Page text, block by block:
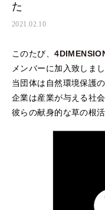
た
2021.02.10
このたび、
メンバーに加入致しまし
当団体は自然環境保護
企業は産業が与える社
彼らの献身的な草の根